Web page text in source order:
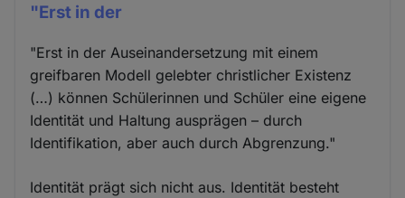
"Erst in der
"Erst in der Auseinandersetzung mit einem
greifbaren Modell gelebter christlicher Existenz
(…) können Schülerinnen und Schüler eine eigene
Identität und Haltung ausprägen – durch
Identifikation, aber auch durch Abgrenzung."
Identität prägt sich nicht aus. Identität besteht